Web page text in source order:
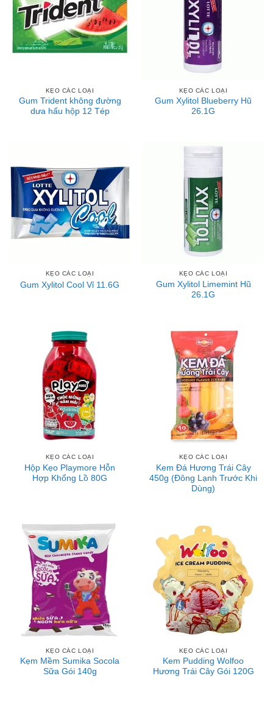
KẸO CÁC LOẠI
Gum Trident không đường
dưa hấu hộp 12 Tép
KẸO CÁC LOẠI
Gum Xylitol Blueberry Hũ
26.1G
KẸO CÁC LOẠI
Gum Xylitol Cool Vỉ 11.6G
KẸO CÁC LOẠI
Gum Xylitol Limemint Hũ
26.1G
KẸO CÁC LOẠI
Hộp Kẹo Playmore Hỗn
Hợp Khổng Lồ 80G
KẸO CÁC LOẠI
Kem Đá Hương Trái Cây
450g (Đông Lạnh Trước Khi
Dùng)
KẸO CÁC LOẠI
Kẹm Mềm Sumika Socola
Sữa Gói 140g
KẸO CÁC LOẠI
Kem Pudding Wolfoo
Hương Trái Cây Gói 120G